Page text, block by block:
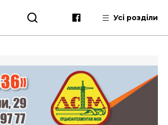
Усі розділи